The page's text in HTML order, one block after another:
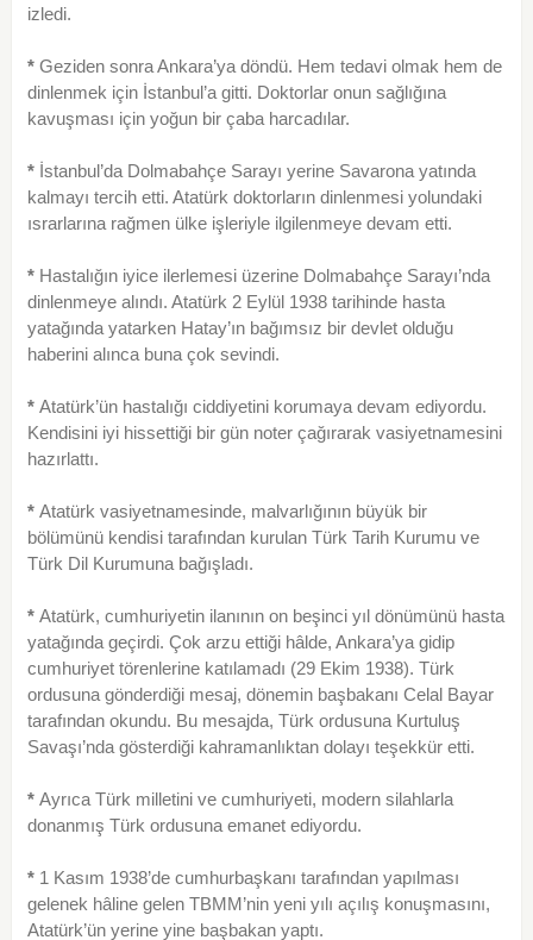
izledi.
* Geziden sonra Ankara’ya döndü. Hem tedavi olmak hem de
dinlenmek için İstanbul’a gitti. Doktorlar onun sağlığına
kavuşması için yoğun bir çaba harca­dılar.
* İstanbul’da Dolmabahçe Sarayı yerine Savarona yatında
kalmayı tercih etti. Atatürk doktorların dinlenmesi yolundaki
ısrarlarına rağmen ülke işleriyle ilgilenmeye devam etti.
* Hastalığın iyice ilerlemesi üzerine Dolmabahçe Sarayı’nda
dinlenmeye alındı. Atatürk 2 Eylül 1938 tarihinde hasta
yatağında yatarken Hatay’ın bağımsız bir devlet olduğu
haberini alınca buna çok sevindi.
* Atatürk’ün hastalığı ciddiyetini korumaya de­vam ediyordu.
Kendisini iyi hissettiği bir gün noter çağırarak vasiyetnamesini
hazırlattı.
* Atatürk vasiyetnamesinde, malvarlığının büyük bir
bölümünü kendisi tarafından kurulan Türk Tarih Kurumu ve
Türk Dil Kurumuna bağışladı.
* Atatürk, cumhuriyetin ilanının on beşinci yıl dönümünü hasta
yatağında geçirdi. Çok arzu ettiği hâlde, Ankara’ya gidip
cumhuriyet törenlerine katıla­madı (29 Ekim 1938). Türk
ordusuna gönderdiği me­saj, dönemin başbakanı Celal Bayar
tarafından okun­du. Bu mesajda, Türk ordusuna Kurtuluş
Savaşı’nda gösterdiği kahramanlıktan dolayı teşekkür etti.
* Ayrıca Türk milletini ve cumhuriyeti, modern si­lahlarla
donanmış Türk ordusuna emanet ediyordu.
* 1 Kasım 1938’de cumhurbaşkanı tarafından yapılması
gelenek hâline gelen TBMM’nin yeni yılı açılış konuşmasını,
Atatürk’ün yerine yine başbakan yaptı.